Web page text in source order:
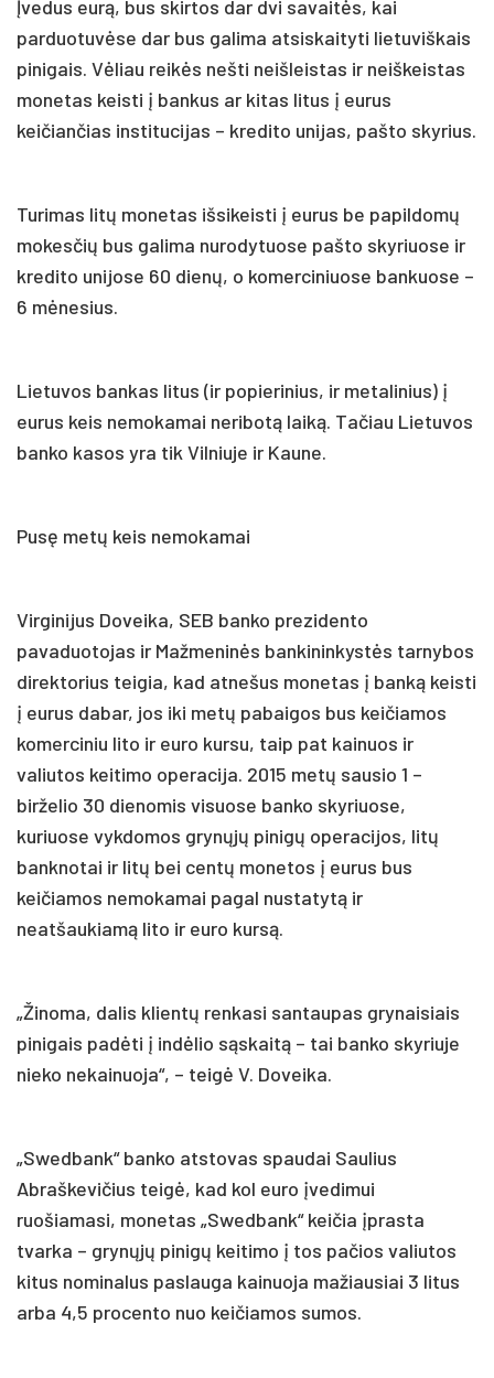
Įvedus eurą, bus skirtos dar dvi savaitės, kai
parduotuvėse dar bus galima atsiskaityti lietuviškais
pinigais. Vėliau reikės nešti neišleistas ir neiškeistas
monetas keisti į bankus ar kitas litus į eurus
keičiančias institucijas – kredito unijas, pašto skyrius.
Turimas litų monetas išsikeisti į eurus be papildomų
mokesčių bus galima nurodytuose pašto skyriuose ir
kredito unijose 60 dienų, o komerciniuose bankuose –
6 mėnesius.
Lietuvos bankas litus (ir popierinius, ir metalinius) į
eurus keis nemokamai neribotą laiką. Tačiau Lietuvos
banko kasos yra tik Vilniuje ir Kaune.
Pusę metų keis nemokamai
Virginijus Doveika, SEB banko prezidento
pavaduotojas ir Mažmeninės bankininkystės tarnybos
direktorius teigia, kad atnešus monetas į banką keisti
į eurus dabar, jos iki metų pabaigos bus keičiamos
komerciniu lito ir euro kursu, taip pat kainuos ir
valiutos keitimo operacija. 2015 metų sausio 1 –
birželio 30 dienomis visuose banko skyriuose,
kuriuose vykdomos grynųjų pinigų operacijos, litų
banknotai ir litų bei centų monetos į eurus bus
keičiamos nemokamai pagal nustatytą ir
neatšaukiamą lito ir euro kursą.
„Žinoma, dalis klientų renkasi santaupas grynaisiais
pinigais padėti į indėlio sąskaitą – tai banko skyriuje
nieko nekainuoja“, – teigė V. Doveika.
„Swedbank“ banko atstovas spaudai Saulius
Abraškevičius teigė, kad kol euro įvedimui
ruošiamasi, monetas „Swedbank“ keičia įprasta
tvarka – grynųjų pinigų keitimo į tos pačios valiutos
kitus nominalus paslauga kainuoja mažiausiai 3 litus
arba 4,5 procento nuo keičiamos sumos.